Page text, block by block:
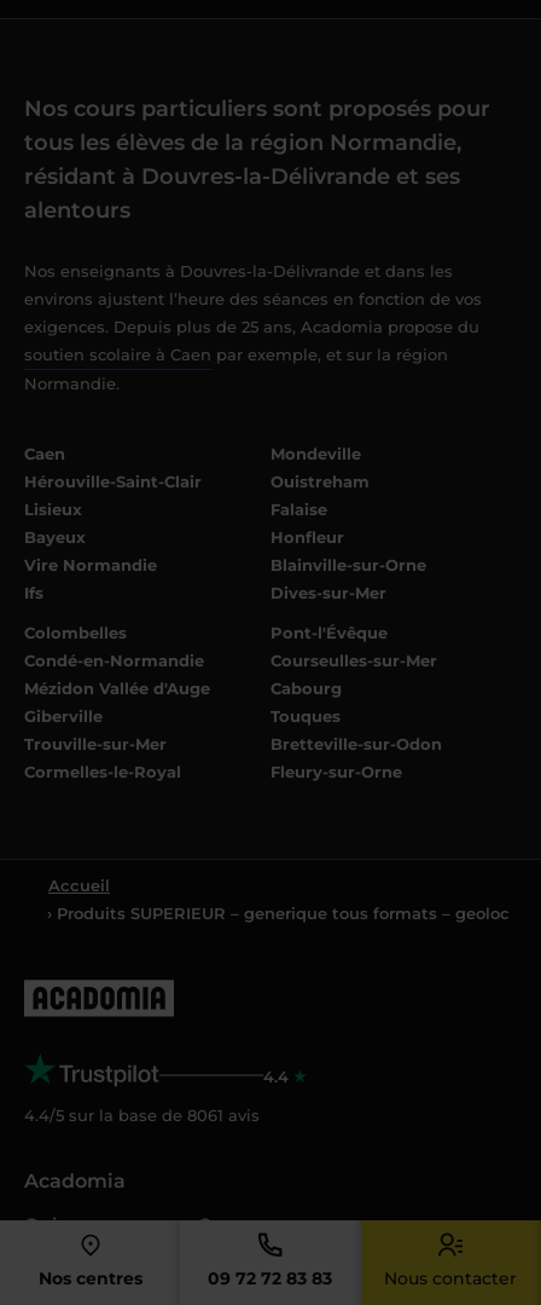
Nos centres 09 72 72 83 83 Nous contacter
Nos cours particuliers sont proposés pour
tous les élèves de la région Normandie,
résidant à Douvres-la-Délivrande et ses
alentours
Nos enseignants à Douvres-la-Délivrande et dans les
environs ajustent l’heure des séances en fonction de vos
exigences. Depuis plus de 25 ans, Acadomia propose du
soutien scolaire à Caen par exemple, et sur la région
Normandie.
Caen
Hérouville-Saint-Clair
Lisieux
Bayeux
Vire Normandie
Ifs
Mondeville
Ouistreham
Falaise
Honfleur
Blainville-sur-Orne
Dives-sur-Mer
Colombelles
Condé-en-Normandie
Mézidon Vallée d'Auge
Giberville
Trouville-sur-Mer
Cormelles-le-Royal
Pont-l'Évêque
Courseulles-sur-Mer
Cabourg
Touques
Bretteville-sur-Odon
Fleury-sur-Orne
Accueil
› Produits SUPERIEUR – generique tous formats – geoloc
4.4
4.4/5 sur la base de 8061 avis
Acadomia
Qui sommes-nous ?
Nos tarifs
Crédit d’impôt